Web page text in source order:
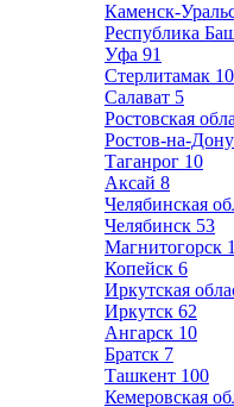
Каменск-
Республика
Уфа 91
Стерлитамак 10
Салават 5
Ростовская
Ростов-на-Дону
Таганрог 10
Аксай 8
Челябинская
Челябинск 53
Магнитогорск
Копейск 6
Иркутская
Иркутск 62
Ангарск 10
Братск 7
Ташкент 100
Кемеровская